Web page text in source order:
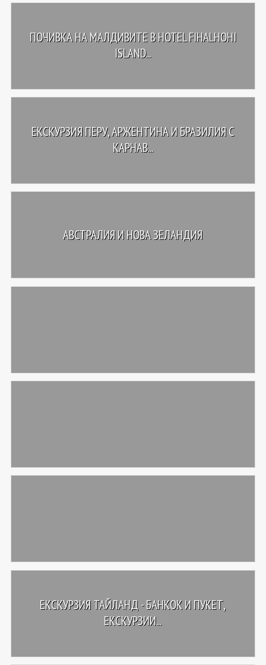
ПОЧИВКА НА МАЛДИВИТЕ В HOTEL FIHALHOHI
ISLAND...
ЕКСКУРЗИЯ ПЕРУ, АРЖЕНТИНА И БРАЗИЛИЯ С
КАРНАВ...
АВСТРАЛИЯ И НОВА ЗЕЛАНДИЯ
ЕКСКУРЗИЯ ТАЙЛАНД - БАНКОК И ПУКЕТ,
ЕКСКУРЗИИ...